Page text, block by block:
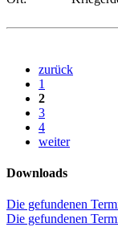
zurück
1
2
3
4
weiter
Downloads
Die gefundenen
Die gefundenen